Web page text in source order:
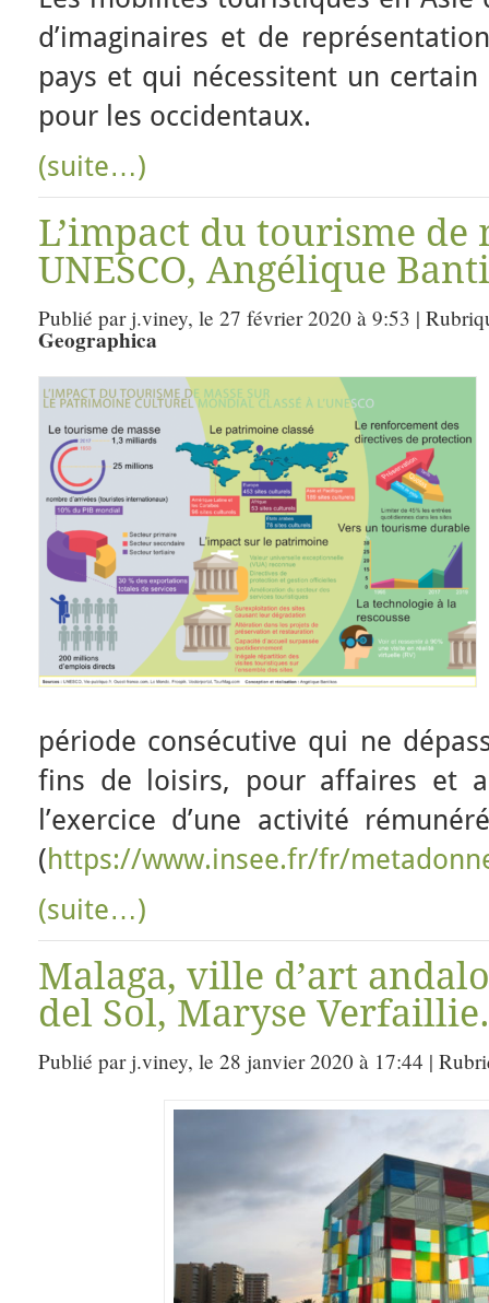
d’imaginaires et de
pays et qui nécessitent un
pour les occidentaux.
(suite…)
L’impact du tourisme de
UNESCO, Angélique
Publié par j.viney, le 27 février 2020 à 9:53 |
Geographica
période consécutive qui ne
fins de loisirs, pour affaires et
l’exercice d’une activité
(https://www.insee.fr/fr/
(suite…)
Malaga, ville d’art
del Sol, Maryse Verfaillie.
Publié par j.viney, le 28 janvier 2020 à 17:44 |